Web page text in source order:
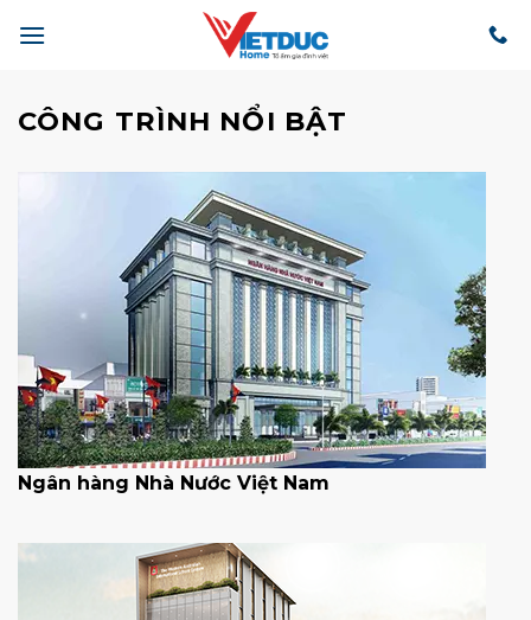
qua
dung
CÔNG TRÌNH NỔI BẬT
Ngân hàng Nhà Nước Việt Nam